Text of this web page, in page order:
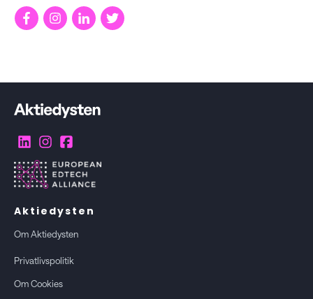
Aktiedysten
Om Aktiedysten
Privatlivspolitik
Om Cookies